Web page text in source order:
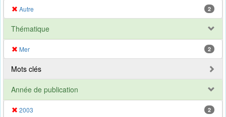
Autre 2
Thématique
Mer 2
Mots clés
Année de publication
2003 2